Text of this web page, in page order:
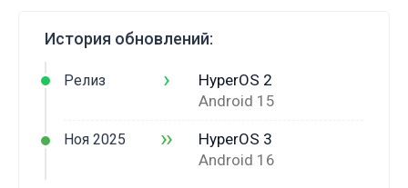
История обновлений:
Релиз ›
HyperOS 2
Android 15
Ноя 2025 ››
HyperOS 3
Android 16